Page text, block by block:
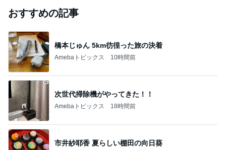
おすすめの記事
橋本じゅん 5km彷徨った旅の決着
Amebaトピックス 10時間前
次世代掃除機がやってきた！！
Amebaトピックス 18時間前
市井紗耶香 夏らしい棚田の向日葵